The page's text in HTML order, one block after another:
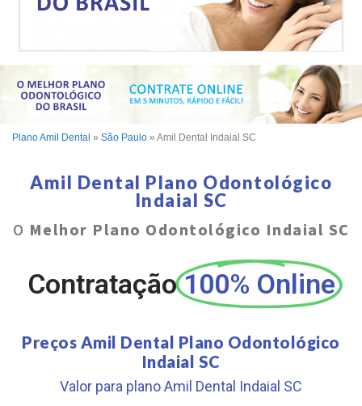
Plano Amil Dental » São Paulo » Amil Dental Indaial SC
Amil Dental Plano Odontológico
Indaial SC
O Melhor Plano Odontológico Indaial SC
Contratação 100% Online
Preços Amil Dental Plano Odontológico
Indaial SC
Valor para plano Amil Dental Indaial SC